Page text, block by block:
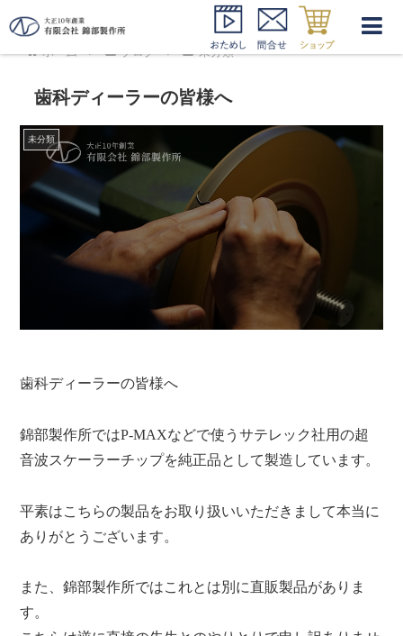
ホーム ブログ 未分類
歯科ディーラーの皆様へ
未分類
歯科ディーラーの皆様へ
錦部製作所ではP-MAXなどで使うサテレック社用の超
音波スケーラーチップを純正品として製造しています。
平素はこちらの製品をお取り扱いいただきまして本当に
ありがとうございます。
また、錦部製作所ではこれとは別に直販製品がありま
す。